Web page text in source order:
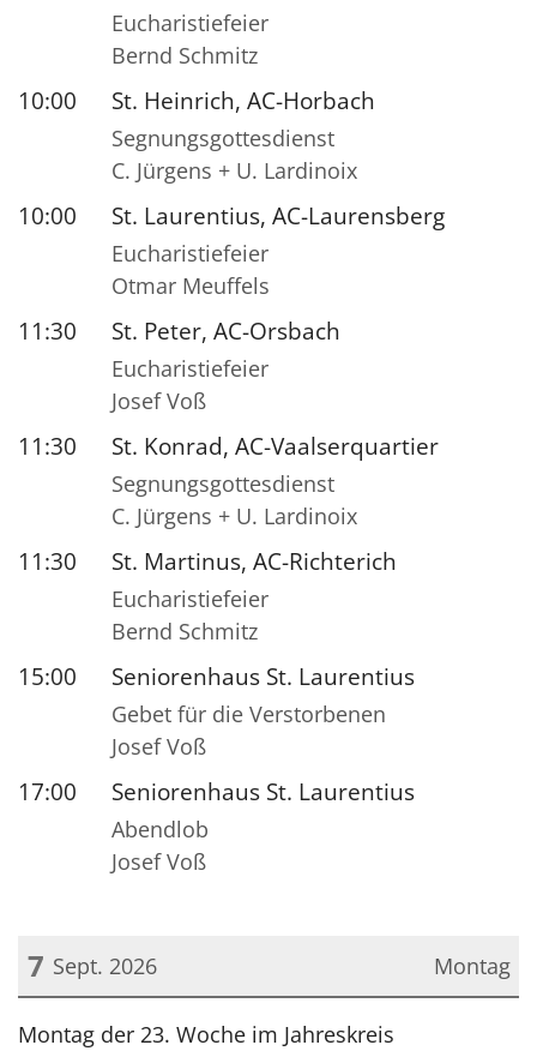
Eucharistiefeier
Bernd Schmitz
10:00 St. Heinrich, AC-Horbach
Segnungsgottesdienst
C. Jürgens + U. Lardinoix
10:00 St. Laurentius, AC-Laurensberg
Eucharistiefeier
Otmar Meuffels
11:30 St. Peter, AC-Orsbach
Eucharistiefeier
Josef Voß
11:30 St. Konrad, AC-Vaalserquartier
Segnungsgottesdienst
C. Jürgens + U. Lardinoix
11:30 St. Martinus, AC-Richterich
Eucharistiefeier
Bernd Schmitz
15:00 Seniorenhaus St. Laurentius
Gebet für die Verstorbenen
Josef Voß
17:00 Seniorenhaus St. Laurentius
Abendlob
Josef Voß
Montag
7 Sept. 2026
Datum: 7. September 2026
Montag der 23. Woche im Jahreskreis